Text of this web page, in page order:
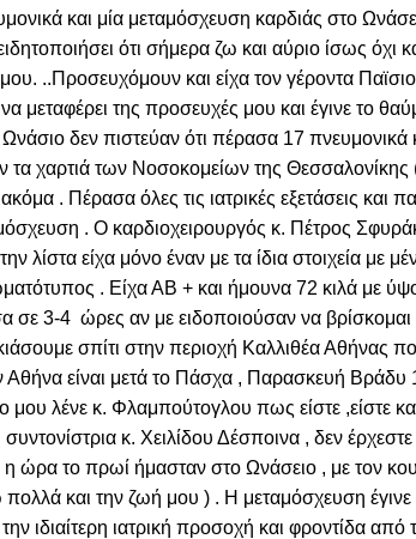
και μία μεταμόσχευση καρδιάς στο
ότι σήμερα ζω και αύριο ίσως όχι
..Προσευχόμουν και είχα τον γέροντα
μεταφέρει της προσευχές μου και έγινε το
δεν πιστεύαν ότι πέρασα 17 πνευμονικά
τα χαρτιά των Νοσοκομείων της Θεσσαλονίκης
. Πέρασα όλες τις ιατρικές εξετάσεις και
. Ο καρδιοχειρουργός κ. Πέτρος
λίστα είχα μόνο έναν με τα ίδια στοιχεία με
. Είχα ΑΒ + και ήμουνα 72 κιλά με
σε 3-4 ώρες αν με ειδοποιούσαν να βρίσκομαι
σπίτι στην περιοχή Καλλιθέα Αθήνας
Αθήνα είναι μετά το Πάσχα , Παρασκευή
λένε κ. Φλαμπούτογλου πως είστε ,είστε
κ. Χειλίδου Δέσποινα , δεν έρχεστε
η ώρα το πρωί ήμασταν στο Ωνάσειο , με τον
και την ζωή μου ) . Η μεταμόσχευση
ιδιαίτερη ιατρική προσοχή και φροντίδα